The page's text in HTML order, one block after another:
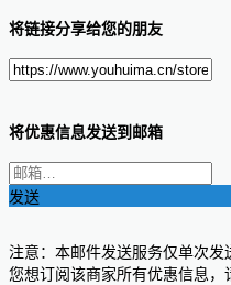
将链接分享给您的朋友
将优惠信息发送到邮箱
发送
注意：本邮件发送服务仅单次
您想订阅该商家所有优惠信息，